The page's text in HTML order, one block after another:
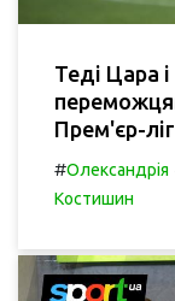
Теді Цара
Прем'єр-
#Олександрія
Костишин